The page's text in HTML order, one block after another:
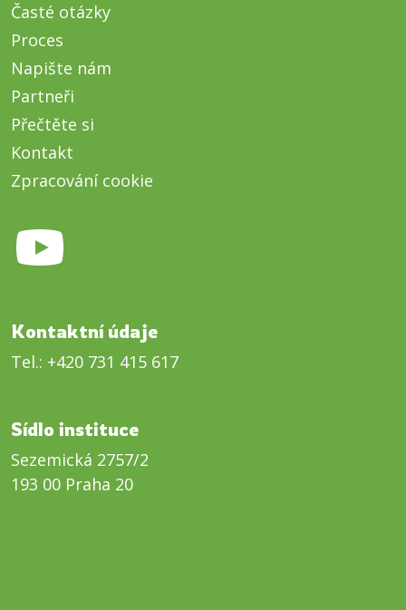
Časté otázky
Proces
Napište nám
Partneři
Přečtěte si
Kontakt
Zpracování cookie
Kontaktní údaje
Tel.: +420 731 415 617
Sídlo instituce
Sezemická 2757/2
193 00 Praha 20